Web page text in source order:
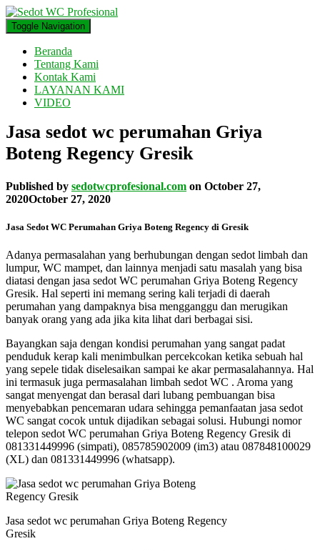
Toggle Navigation
Beranda
Tentang Kami
Kontak Kami
LAYANAN KAMI
VIDEO
Jasa sedot wc perumahan Griya
Boteng Regency Gresik
Published by sedotwcprofesional.com on October 27,
2020October 27, 2020
Jasa Sedot WC Perumahan Griya Boteng Regency di Gresik
Adanya permasalahan yang berhubungan dengan sedot limbah dan
lumpur, WC mampet, dan lainnya menjadi satu masalah yang bisa
diatasi dengan jasa sedot WC perumahan Griya Boteng Regency
Gresik. Hal seperti ini memang sering kali terjadi di daerah
perumahan yang dampaknya bisa mengganggu dan merugikan
banyak orang yang ada jika kita lihat dari berbagai sisi.
Bayangkan saja dengan kondisi perumahan yang sangat padat
penduduk kerap kali menimbulkan percekcokan ketika sebuah hal
yang sepele tidak diselesaikan sampai ke akar permasalahannya. Hal
ini termasuk juga permasalahan limbah sedot WC . Aroma yang
sangat menyengat dan berasal dari lubang pembuangan bisa
menyebabkan pencemaran udara sehingga pemanfaatan jasa sedot
WC sangat cocok untuk dijadikan sebagai solusi. Hubungi nomor
telepon sedot WC perumahan Griya Boteng Regency Gresik di
081331449996 (simpati), 085785902009 (im3) atau 087848100029
(XL) dan 081331449996 (whatsapp).
Jasa sedot wc perumahan Griya Boteng Regency
Gresik